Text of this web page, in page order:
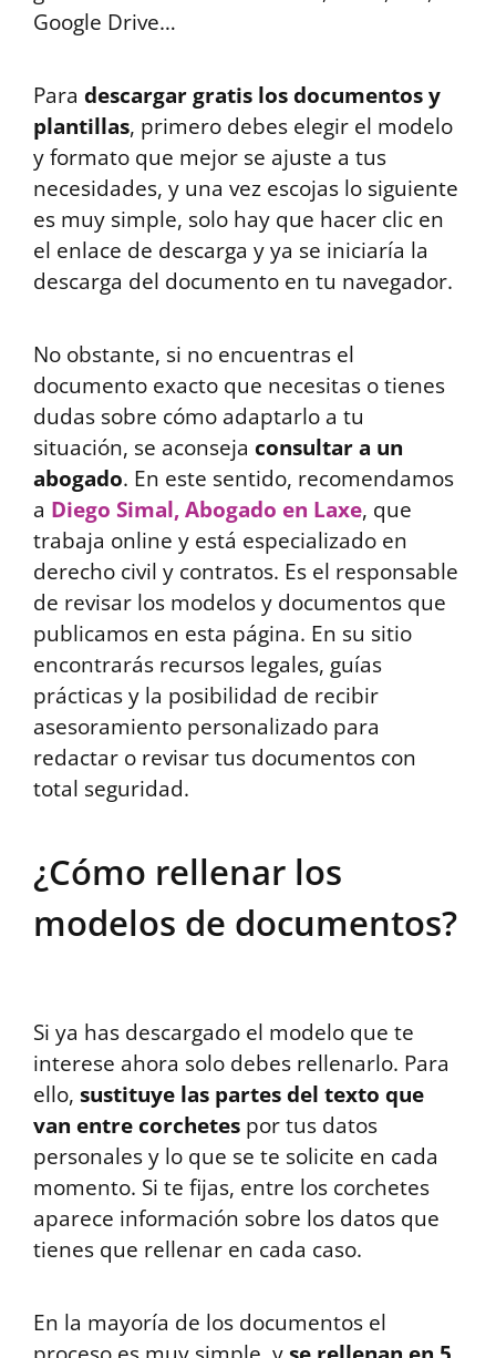
Google Drive…
Para descargar gratis los documentos y
plantillas, primero debes elegir el modelo
y formato que mejor se ajuste a tus
necesidades, y una vez escojas lo siguiente
es muy simple, solo hay que hacer clic en
el enlace de descarga y ya se iniciaría la
descarga del documento en tu navegador.
No obstante, si no encuentras el
documento exacto que necesitas o tienes
dudas sobre cómo adaptarlo a tu
situación, se aconseja consultar a un
abogado. En este sentido, recomendamos
a Diego Simal, Abogado en Laxe, que
trabaja online y está especializado en
derecho civil y contratos. Es el responsable
de revisar los modelos y documentos que
publicamos en esta página. En su sitio
encontrarás recursos legales, guías
prácticas y la posibilidad de recibir
asesoramiento personalizado para
redactar o revisar tus documentos con
total seguridad.
¿Cómo rellenar los
modelos de documentos?
Si ya has descargado el modelo que te
interese ahora solo debes rellenarlo. Para
ello, sustituye las partes del texto que
van entre corchetes por tus datos
personales y lo que se te solicite en cada
momento. Si te fijas, entre los corchetes
aparece información sobre los datos que
tienes que rellenar en cada caso.
En la mayoría de los documentos el